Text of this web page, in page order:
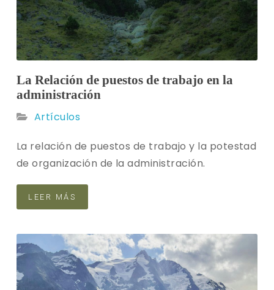
La Relación de puestos de trabajo en la
administración
Artículos
La relación de puestos de trabajo y la potestad
de organización de la administración.
LEER MÁS